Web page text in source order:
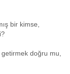
bir kimse,
doğru mu,